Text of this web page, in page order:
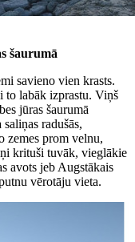
šaurumā
savieno vien krasts.
to labāk izprastu. Viņš
jūras šaurumā
radušās,
zemes prom velnu,
krituši tuvāk, vieglākie
avots jeb Augstākais
vērotāju vieta.